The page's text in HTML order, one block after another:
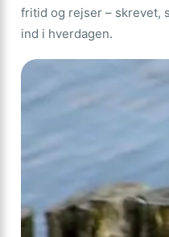
fritid og rejser – skrevet,
ind i hverdagen.